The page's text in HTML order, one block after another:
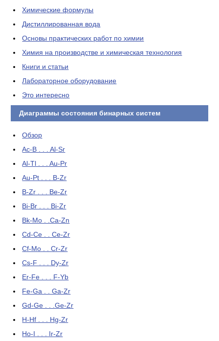
Химические формулы
Дистиллированная вода
Основы практических работ по химии
Химия на производстве и химическая технология
Книги и статьи
Лабораторное оборудование
Это интересно
Диаграммы состояния бинарных систем
Обзор
Ac-B . . . Al-Sr
Al-Tl . . . Au-Pr
Au-Pt . . . B-Zr
B-Zr . . . Be-Zr
Bi-Br . . . Bi-Zr
Bk-Mo . .Ca-Zn
Cd-Ce . . Ce-Zr
Cf-Mo . . Cr-Zr
Cs-F . . . Dy-Zr
Er-Fe . . . F-Yb
Fe-Ga . . Ga-Zr
Gd-Ge . . .Ge-Zr
H-Hf . . . Hg-Zr
Ho-I . . . Ir-Zr